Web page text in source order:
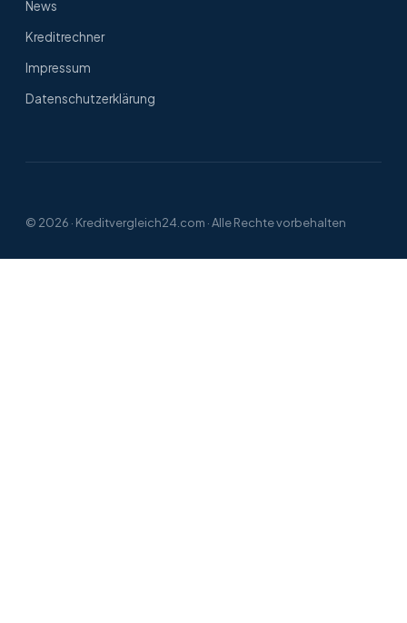
News
Kreditrechner
Impressum
Datenschutzerklärung
© 2026 · Kreditvergleich24.com · Alle Rechte vorbehalten